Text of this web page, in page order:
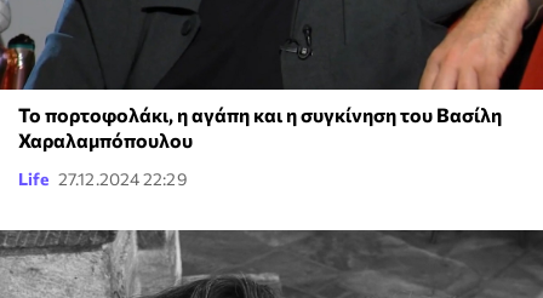
Το πορτοφολάκι, η αγάπη και η συγκίνηση του Βασίλη
Χαραλαμπόπουλου
Life 27.12.2024 22:29